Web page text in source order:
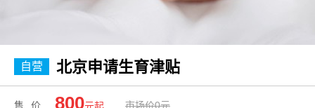
自营 北京申请生育津贴
售价 800元起 市场价0元